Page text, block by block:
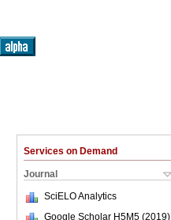
Services on Demand
Journal
SciELO Analytics
Google Scholar H5M5 (2019)